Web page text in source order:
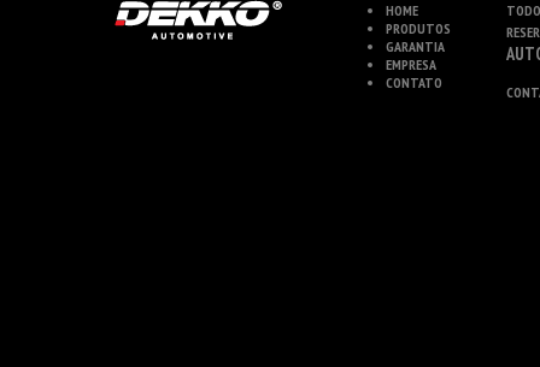
HOME
PRODUTOS
GARANTIA
EMPRESA
CONTATO